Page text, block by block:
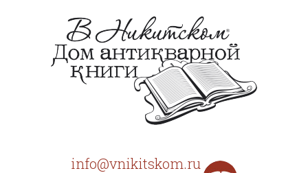
info@vnikitskom.ru